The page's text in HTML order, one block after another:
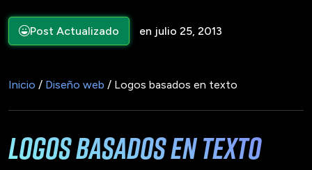
Post Actualizado en julio 25, 2013
Inicio / Diseño web / Logos basados en texto
Logos basados en texto